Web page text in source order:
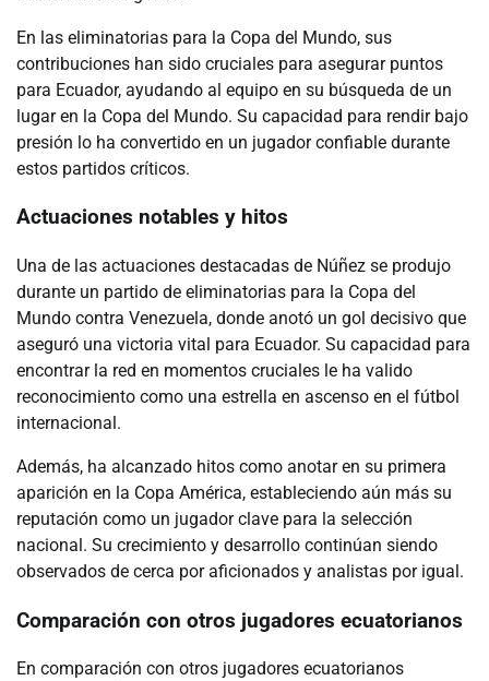
En las eliminatorias para la Copa del Mundo, sus
contribuciones han sido cruciales para asegurar puntos
para Ecuador, ayudando al equipo en su búsqueda de un
lugar en la Copa del Mundo. Su capacidad para rendir bajo
presión lo ha convertido en un jugador confiable durante
estos partidos críticos.
Actuaciones notables y hitos
Una de las actuaciones destacadas de Núñez se produjo
durante un partido de eliminatorias para la Copa del
Mundo contra Venezuela, donde anotó un gol decisivo que
aseguró una victoria vital para Ecuador. Su capacidad para
encontrar la red en momentos cruciales le ha valido
reconocimiento como una estrella en ascenso en el fútbol
internacional.
Además, ha alcanzado hitos como anotar en su primera
aparición en la Copa América, estableciendo aún más su
reputación como un jugador clave para la selección
nacional. Su crecimiento y desarrollo continúan siendo
observados de cerca por aficionados y analistas por igual.
Comparación con otros jugadores ecuatorianos
En comparación con otros jugadores ecuatorianos